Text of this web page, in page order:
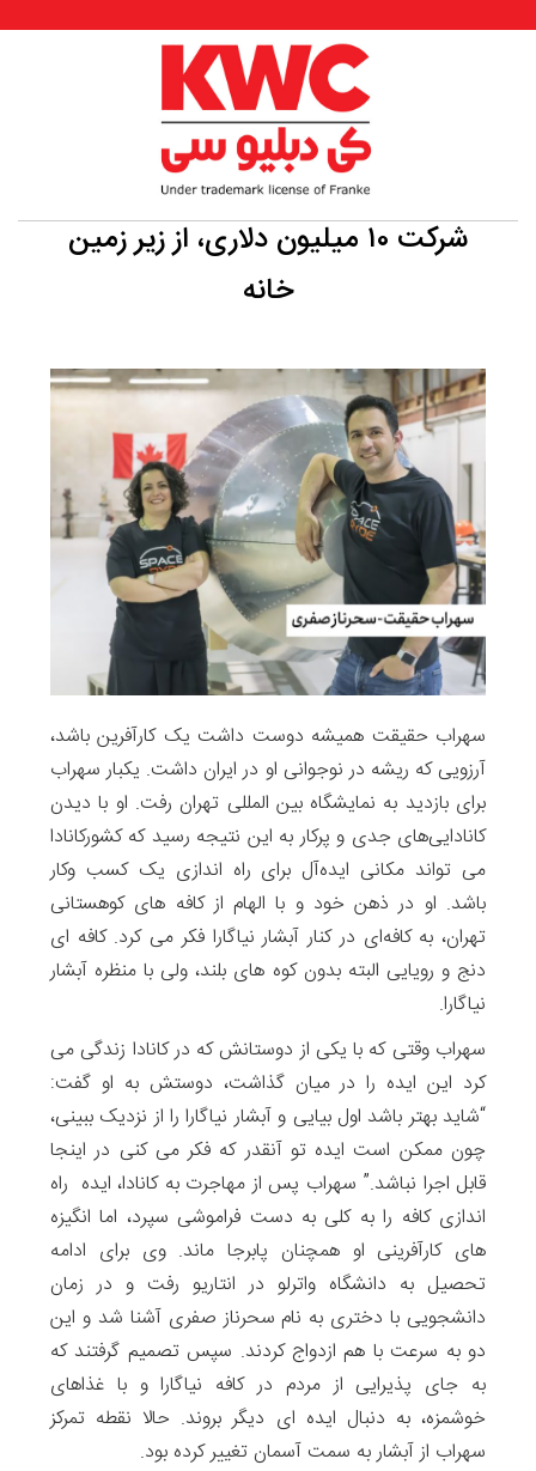
شرکت ۱۰ میلیون دلاری، از زیر زمین
خانه
سهراب حقیقت همیشه دوست داشت یک کارآفرین باشد،
آرزویی که ریشه در نوجوانی او در ایران داشت. یکبار سهراب
برای بازدید به نمایشگاه بین المللی تهران رفت. او با دیدن
کانادایی‌های جدی و پرکار به این نتیجه رسید که کشورکانادا
می تواند مکانی ایده‌آل برای راه اندازی یک کسب ‌وکار
باشد. او در ذهن خود و با الهام از کافه های کوهستانی
تهران، به کافه‌ای در کنار آبشار نیاگارا فکر می کرد. کافه ای
دنج و رویایی البته بدون کوه های بلند، ولی با منظره آبشار
نیاگارا.
سهراب وقتی که با یکی از دوستانش که در کانادا زندگی می
کرد این ایده را در میان گذاشت، دوستش به او گفت:
“شاید بهتر باشد اول بیایی و آبشار نیاگارا را از نزدیک ببینی،
چون ممکن است ایده تو آنقدر که فکر می کنی در اینجا
قابل اجرا نباشد.” سهراب پس از مهاجرت به کانادا، ایده راه
اندازی کافه را به کلی به دست فراموشی سپرد، اما انگیزه
‌های کارآفرینی او همچنان پابرجا ماند. وی برای ادامه
تحصیل به دانشگاه واترلو در انتاریو رفت و در زمان
دانشجویی با دختری به نام سحرناز صفری آشنا شد و این
دو به سرعت با هم ازدواج کردند. سپس تصمیم گرفتند که
به جای پذیرایی از مردم در کافه نیاگارا و با غذاهای
خوشمزه، به دنبال ایده ای دیگر بروند. حالا نقطه تمرکز
سهراب از آبشار به سمت آسمان تغییر کرده بود.